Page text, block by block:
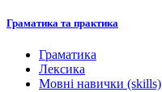
Граматика та практика
Граматика
Лексика
Мовні навички (skills)